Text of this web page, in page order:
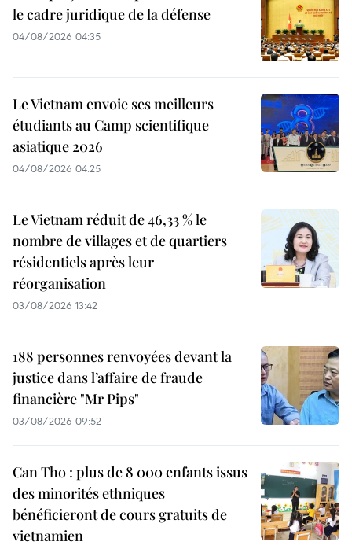
le cadre juridique de la défense
04/08/2026 04:35
Le Vietnam envoie ses meilleurs
étudiants au Camp scientifique
asiatique 2026
04/08/2026 04:25
Le Vietnam réduit de 46,33 % le
nombre de villages et de quartiers
résidentiels après leur
réorganisation
03/08/2026 13:42
188 personnes renvoyées devant la
justice dans l’affaire de fraude
financière "Mr Pips"
03/08/2026 09:52
Can Tho : plus de 8 000 enfants issus
des minorités ethniques
bénéficieront de cours gratuits de
vietnamien